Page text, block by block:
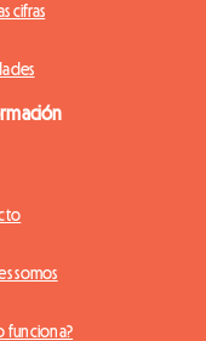
cifras
somos
funciona?